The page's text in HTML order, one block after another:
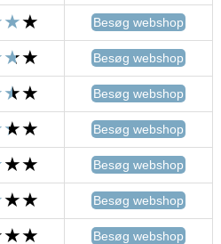
Besøg webshop
Besøg webshop
Besøg webshop
Besøg webshop
Besøg webshop
Besøg webshop
Besøg webshop